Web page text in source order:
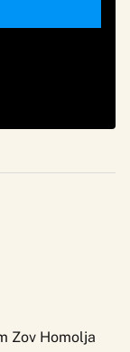
Zov Homolja